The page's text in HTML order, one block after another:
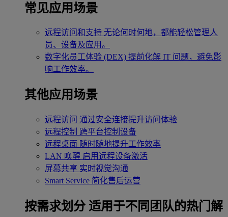
常见应用场景
远程访问和支持 无论何时何地，都能轻松管理人
员、设备及应用。
数字化员工体验 (DEX) 提前化解 IT 问题，避免影
响工作效率。
其他应用场景
远程访问 通过安全连接提升访问体验
远程控制 跨平台控制设备
远程桌面 随时随地提升工作效率
LAN 唤醒 启用远程设备激活
屏幕共享 实时视觉沟通
Smart Service 简化售后运营
按需求划分 适用于不同团队的热门解